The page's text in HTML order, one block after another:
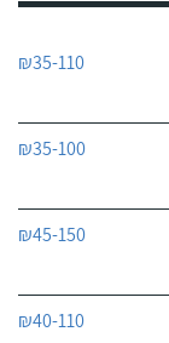
₪35-110
₪35-100
₪45-150
₪40-110